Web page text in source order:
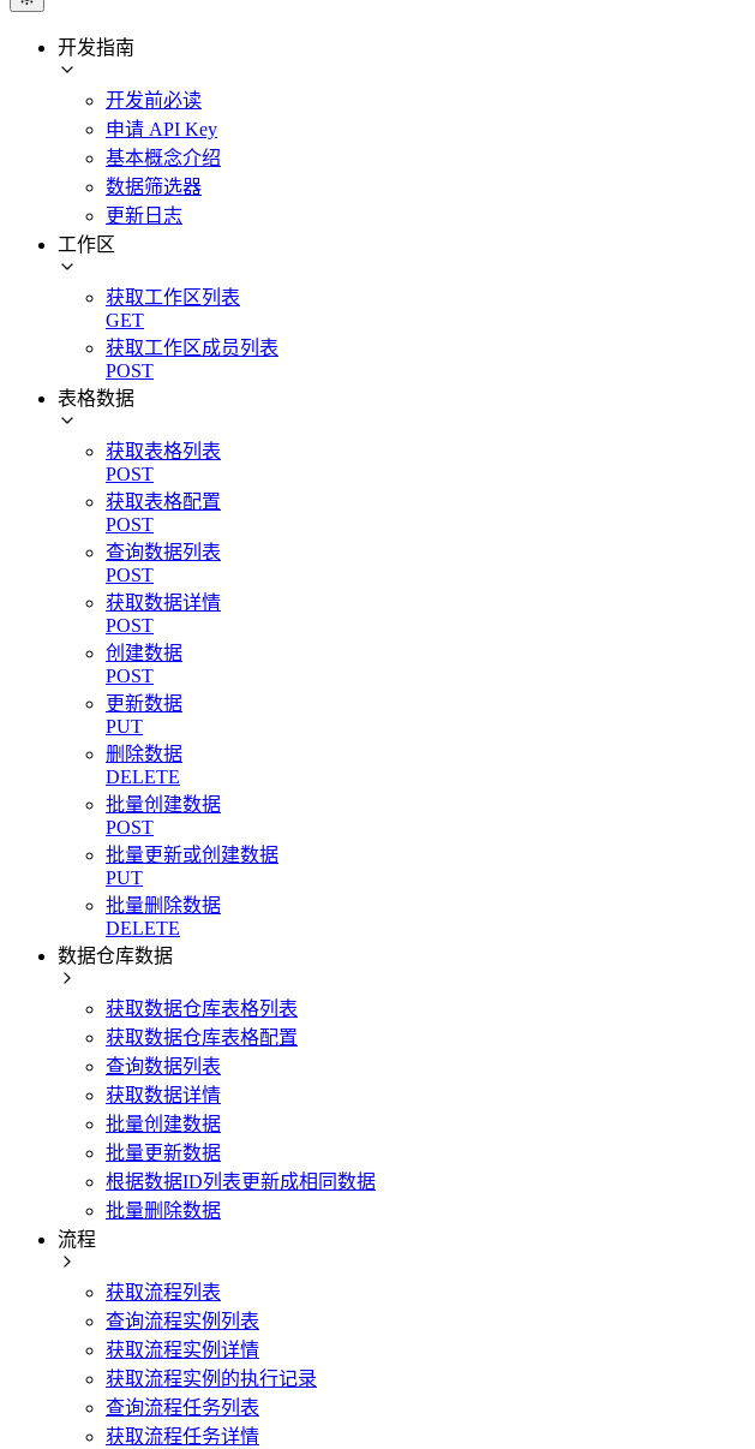
开发指南
开发前必读
申请 API Key
基本概念介绍
数据筛选器
更新日志
工作区
获取工作区列表
GET
获取工作区成员列表
POST
表格数据
获取表格列表
POST
获取表格配置
POST
查询数据列表
POST
获取数据详情
POST
创建数据
POST
更新数据
PUT
删除数据
DELETE
批量创建数据
POST
批量更新或创建数据
PUT
批量删除数据
DELETE
数据仓库数据
获取数据仓库表格列表
获取数据仓库表格配置
查询数据列表
获取数据详情
批量创建数据
批量更新数据
根据数据ID列表更新成相同数据
批量删除数据
流程
获取流程列表
查询流程实例列表
获取流程实例详情
获取流程实例的执行记录
查询流程任务列表
获取流程任务详情